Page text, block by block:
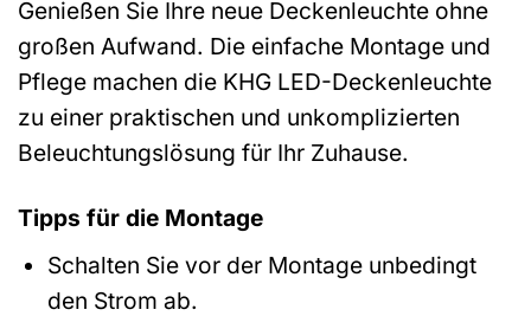
Genießen Sie Ihre neue Deckenleuchte ohne
großen Aufwand. Die einfache Montage und
Pflege machen die KHG LED-Deckenleuchte
zu einer praktischen und unkomplizierten
Beleuchtungslösung für Ihr Zuhause.
Tipps für die Montage
Schalten Sie vor der Montage unbedingt
den Strom ab.